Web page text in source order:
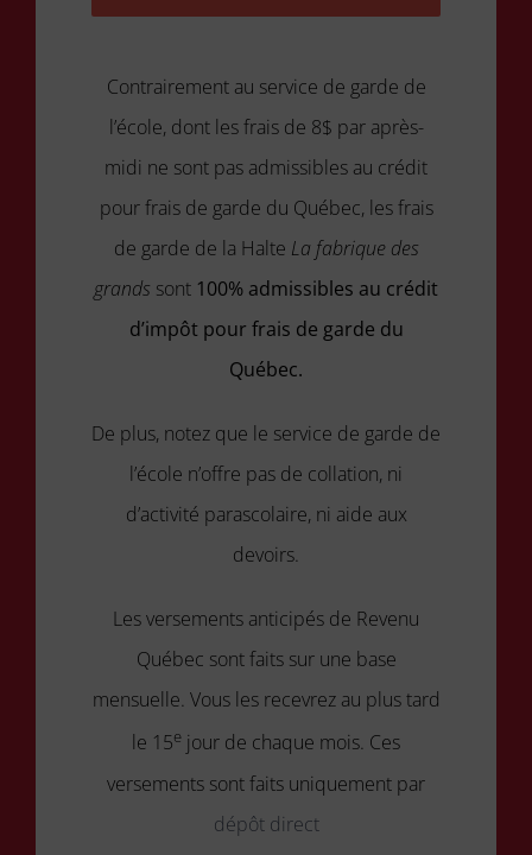
Contrairement au service de garde de
l’école, dont les frais de 8$ par après-
midi ne sont pas admissibles au crédit
pour frais de garde du Québec, les frais
de garde de la Halte La fabrique des
grands sont 100% admissibles au crédit
d’impôt pour frais de garde du
Québec.
De plus, notez que le service de garde de
l’école n’offre pas de collation, ni
d’activité parascolaire, ni aide aux
devoirs.
Les versements anticipés de Revenu
Québec sont faits sur une base
mensuelle. Vous les recevrez au plus tard
le 15e jour de chaque mois. Ces
versements sont faits uniquement par
dépôt direct